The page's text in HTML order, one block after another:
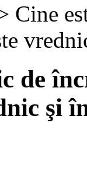
Cine
de
şi